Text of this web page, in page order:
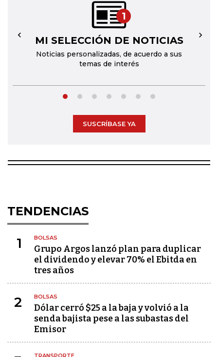
1
MI SELECCIÓN DE NOTICIAS
Noticias personalizadas, de acuerdo a sus
temas de interés
← →
SUSCRÍBASE YA
TENDENCIAS
1 BOLSAS
Grupo Argos lanzó plan para duplicar
el dividendo y elevar 70% el Ebitda en
tres años
2 BOLSAS
Dólar cerró $25 a la baja y volvió a la
senda bajista pese a las subastas del
Emisor
TRANSPORTE